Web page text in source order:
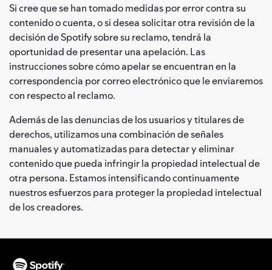
Si cree que se han tomado medidas por error contra su
contenido o cuenta, o si desea solicitar otra revisión de la
decisión de Spotify sobre su reclamo, tendrá la
oportunidad de presentar una apelación. Las
instrucciones sobre cómo apelar se encuentran en la
correspondencia por correo electrónico que le enviaremos
con respecto al reclamo.
Además de las denuncias de los usuarios y titulares de
derechos, utilizamos una combinación de señales
manuales y automatizadas para detectar y eliminar
contenido que pueda infringir la propiedad intelectual de
otra persona. Estamos intensificando continuamente
nuestros esfuerzos para proteger la propiedad intelectual
de los creadores.